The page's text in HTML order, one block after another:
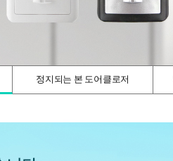
정지되는 본 도어클로저